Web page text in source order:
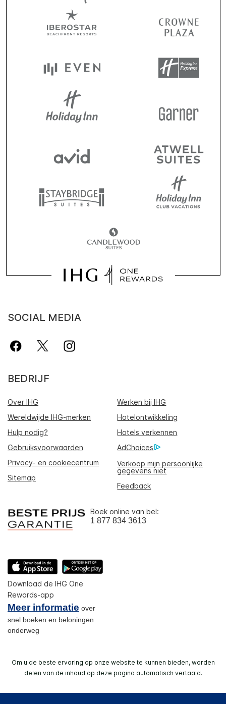
SOCIAL MEDIA
BEDRIJF
Over IHG
Werken bij IHG
Wereldwijde IHG-merken
Hotelontwikkeling
Hulp nodig?
Hotels verkennen
Gebruiksvoorwaarden
AdChoices
Privacy- en cookiecentrum
Verkoop mijn persoonlijke
gegevens niet
Sitemap
Feedback
Boek online van bel:
1 877 834 3613
Download de IHG One
Rewards-app
Meer informatie over
snel boeken en beloningen
onderweg
Om u de beste ervaring op onze website te kunnen bieden, worden
delen van de inhoud op deze pagina automatisch vertaald.